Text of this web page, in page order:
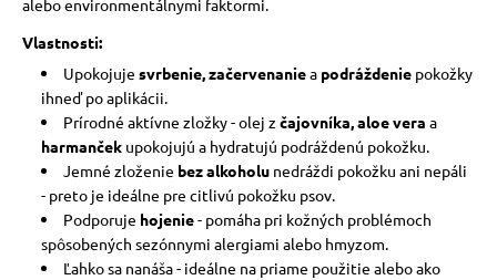
alebo environmentálnymi faktormi.
Vlastnosti:
Upokojujesvrbenie, začervenaniea podráždenie pokožky
ihneď po aplikácii.
Prírodné aktívne zložky - olej zčajovníka, aloe vera a
harmanček upokojujú a hydratujú podráždenú pokožku.
Jemné zloženie bez alkoholu nedráždi pokožku ani nepáli
- preto je ideálne pre citlivú pokožku psov.
Podporuje hojenie- pomáha pri kožných problémoch
spôsobených sezónnymi alergiami alebo hmyzom.
Ľahko sa nanáša - ideálne na priame použitie alebo ako